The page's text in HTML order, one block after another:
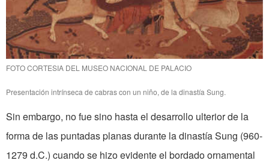
FOTO CORTESIA DEL MUSEO NACIONAL DE PALACIO
Presentación intrínseca de cabras con un niño, de la dinastía Sung.
Sin embargo, no fue sino hasta el desarrollo ulterior de la
forma de las puntadas planas durante la dinastía Sung (960-
1279 d.C.) cuando se hizo evidente el bordado ornamental